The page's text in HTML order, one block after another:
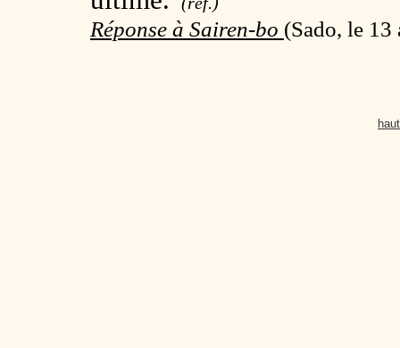
Réponse à Sairen-bo (Sado, le